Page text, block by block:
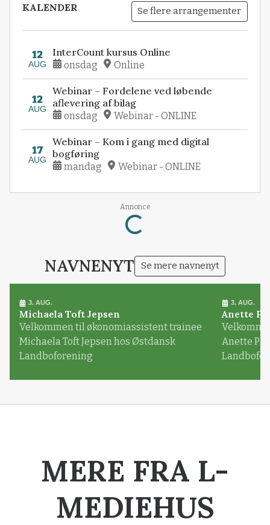
KALENDER Se flere arrangementer
12
AUG
InterCount kursus Online
onsdag Online
12
AUG
Webinar – Fordelene ved løbende
aflevering af bilag
onsdag Webinar - ONLINE
17
AUG
Webinar – Kom i gang med digital
bogføring
mandag Webinar - ONLINE
Annonce
Loading...
NAVNENYT Se mere navnenyt
3. AUG.
Michaela Toft Jepsen
Velkommen til økonomiassistent trainee
Michaela Toft Jepsen hos Østdansk
Landboforening
3. AUG.
Anette
Anette
MERE FRA L-
MEDIEHUS